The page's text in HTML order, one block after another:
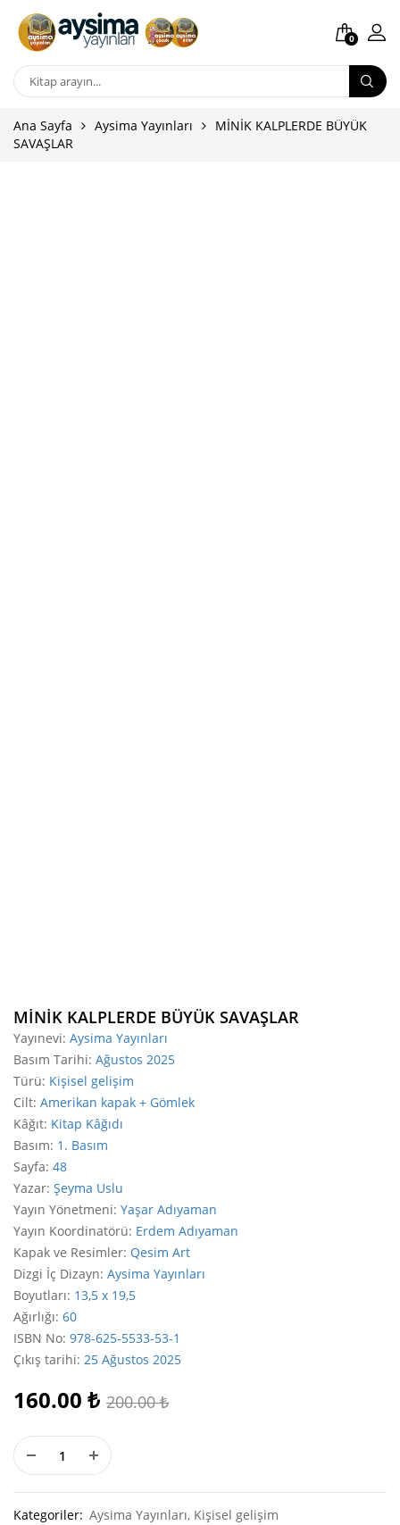
0
Ana Sayfa Aysima Yayınları
MİNİK KALPLERDE BÜYÜK
SAVAŞLAR
MİNİK KALPLERDE BÜYÜK SAVAŞLAR
Yayınevi: Aysima Yayınları
Basım Tarihi: Ağustos 2025
Türü: Kişisel gelişim
Cilt: Amerikan kapak + Gömlek
Kâğıt: Kitap Kâğıdı
Basım: 1. Basım
Sayfa: 48
Yazar: Şeyma Uslu
Yayın Yönetmeni: Yaşar Adıyaman
Yayın Koordinatörü: Erdem Adıyaman
Kapak ve Resimler: Qesim Art
Dizgi İç Dizayn: Aysima Yayınları
Boyutları: 13,5 x 19,5
Ağırlığı: 60
ISBN No: 978-625-5533-53-1
Çıkış tarihi: 25 Ağustos 2025
200.00₺
160.00 ₺
Kategoriler: Aysima Yayınları, Kişisel gelişim